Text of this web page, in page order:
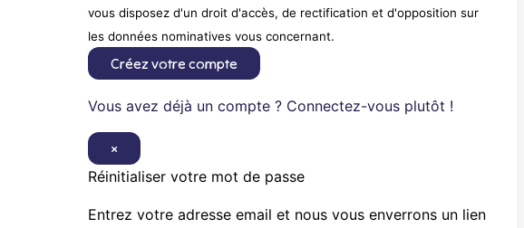
vous disposez d'un droit d'accès, de rectification et d'opposition sur
les données nominatives vous concernant.
Créez votre compte
Vous avez déjà un compte ? Connectez-vous plutôt !
×
Réinitialiser votre mot de passe
Entrez votre adresse email et nous vous enverrons un lien